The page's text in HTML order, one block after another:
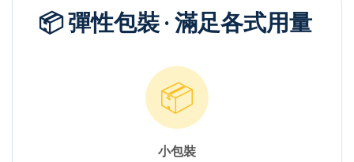
📦 彈性包裝 · 滿足各式用量
📦
小包裝